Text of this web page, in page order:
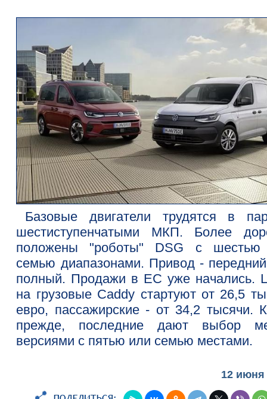
Базовые двигатели трудятся в
шестиступенчатыми МКП. Более
положены "роботы" DSG с шестью
семью диапазонами. Привод -
полный. Продажи в ЕС уже начались.
на грузовые Caddy стартуют от 26,5
евро, пассажирские - от 34,2 тысячи.
прежде, последние дают выбор
версиями с пятью или семью местами.
12 июня